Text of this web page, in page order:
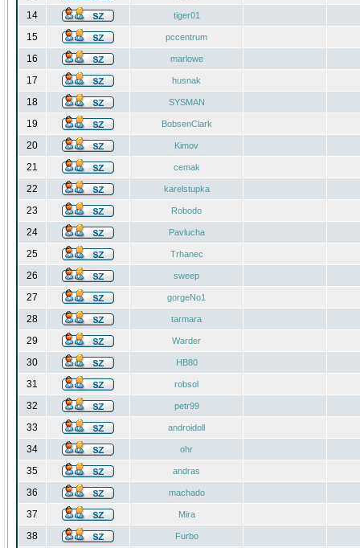
14 tiger01
15 pccentrum
16 marlowe
17 husnak
18 SYSMAN
19 BobsenClark
20 Kimov
21 cemak
22 karelstupka
23 Robodo
24 Pavlucha
25 Trhanec
26 sweep
27 gorgeNo1
28 tarmara
29 Warder
30 HB80
31 robsol
32 petr99
33 androidoll
34 ohr
35 andras
36 machado
37 Mira
38 Furbo